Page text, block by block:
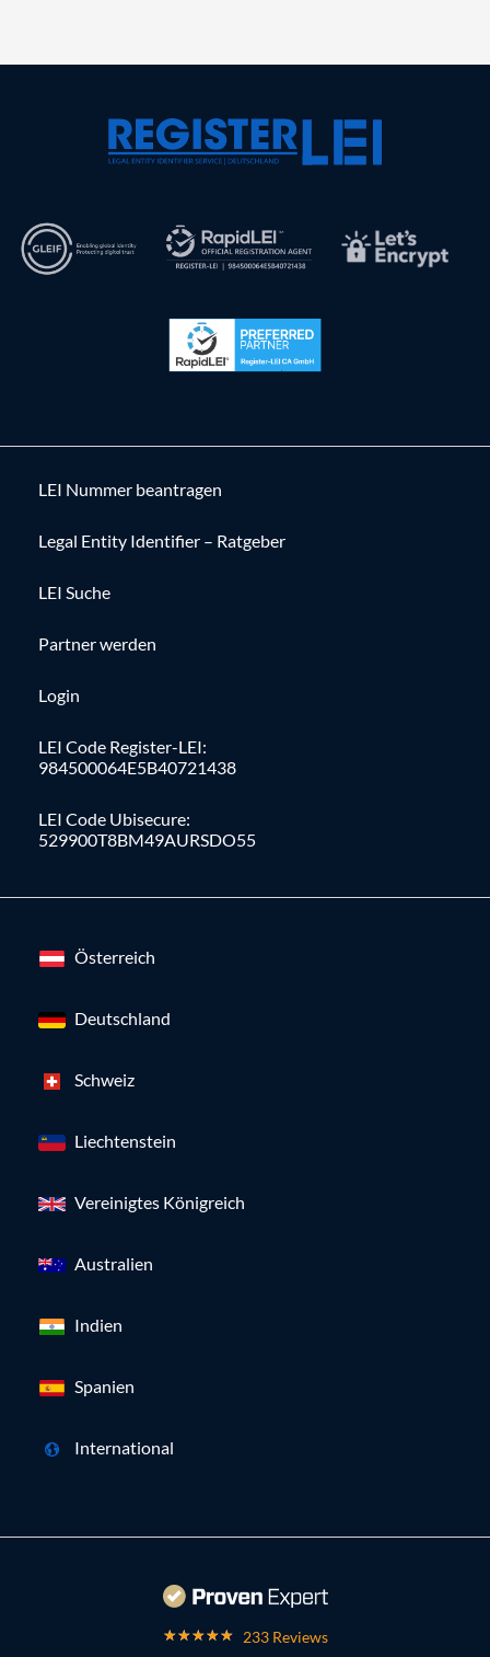
LEI Nummer beantragen
Legal Entity Identifier – Ratgeber
LEI Suche
Partner werden
Login
LEI Code Register-LEI:
984500064E5B40721438
LEI Code Ubisecure:
529900T8BM49AURSDO55
Österreich
Deutschland
Schweiz
Liechtenstein
Vereinigtes Königreich
Australien
Indien
Spanien
International
233 Reviews